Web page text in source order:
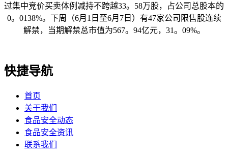
过集中竞价买卖体例减持不跨越33。58万股，占公司总股本的
0。0138%。下周（6月1日至6月7日）有47家公司限售股连续
解禁，当期解禁总市值为567。94亿元，31。09%。
快捷导航
首页
关于我们
食品安全动态
食品安全资讯
联系我们